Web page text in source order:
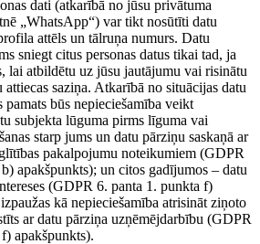
dati (atkarībā no jūsu privātuma
„WhatsApp“) var tikt nosūtīti datu
attēls un tālruņa numurs. Datu
sniegt citus personas datus tikai tad, ja
lai atbildētu uz jūsu jautājumu vai risinātu
saziņa. Atkarībā no situācijas datu
pamats būs nepieciešamība veikt
subjekta lūguma pirms līguma vai
starp jums un datu pārziņu saskaņā ar
pakalpojumu noteikumiem (GDPR
apakšpunkts); un citos gadījumos – datu
(GDPR 6. panta 1. punkta f)
kā nepieciešamība atrisināt ziņoto
ar datu pārziņa uzņēmējdarbību (GDPR
apakšpunkts).